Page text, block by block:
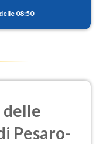
08:50
delle
Pesaro-